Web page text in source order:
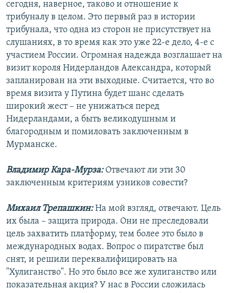
сегодня, наверное, таково и отношение к
трибуналу в целом. Это первый раз в истории
трибунала, что одна из сторон не присутствует на
слушаниях, в то время как это уже 22-е дело, 4-е с
участием России. Огромная надежда возглашает на
визит короля Нидерландов Александра, который
запланирован на эти выходные. Считается, что во
время визита у Путина будет шанс сделать
широкий жест – не унижаться перед
Нидерландами, а быть великодушным и
благородным и помиловать заключенным в
Мурманске.
Владимир Кара-Мурза:Отвечают ли эти 30
заключенным критериям узников совести?
Михаил Трепашкин:На мой взгляд, отвечают. Цель
их была – защита природа. Они не преследовали
цель захватить платформу, тем более это было в
международных водах. Вопрос о пиратстве был
снят, и решили переквалифицировать на
"Хулиганство". Но это было все же хулиганство или
показательная акция? У нас в России сложилась